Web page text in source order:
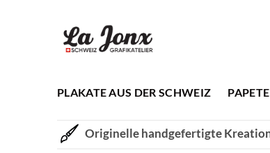
PLAKATE AUS DER SCHWEIZ
Originelle handgefertigte